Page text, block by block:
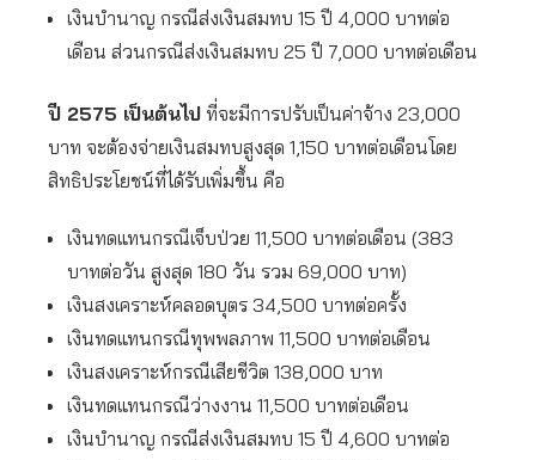
เงินบำนาญ กรณีส่งเงินสมทบ 15 ปี 4,000 บาทต่อ
เดือน ส่วนกรณีส่งเงินสมทบ 25 ปี 7,000 บาทต่อเดือน
ปี 2575 เป็นต้นไป ที่จะมีการปรับเป็นค่าจ้าง 23,000
บาท จะต้องจ่ายเงินสมทบสูงสุด 1,150 บาทต่อเดือนโดย
สิทธิประโยชน์ที่ได้รับเพิ่มขึ้น คือ
เงินทดแทนกรณีเจ็บป่วย 11,500 บาทต่อเดือน (383
บาทต่อวัน สูงสุด 180 วัน รวม 69,000 บาท)
เงินสงเคราะห์คลอดบุตร 34,500 บาทต่อครั้ง
เงินทดแทนกรณีทุพพลภาพ 11,500 บาทต่อเดือน
เงินสงเคราะห์กรณีเสียชีวิต 138,000 บาท
เงินทดแทนกรณีว่างงาน 11,500 บาทต่อเดือน
เงินบำนาญ กรณีส่งเงินสมทบ 15 ปี 4,600 บาทต่อ